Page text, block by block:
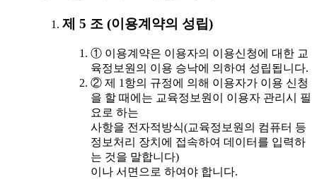
제 5 조 (이용계약의 성립)
① 이용계약은 이용자의 이용신청에 대한 교
육정보원의 이용 승낙에 의하여 성립됩니다.
② 제 1항의 규정에 의해 이용자가 이용 신청
을 할 때에는 교육정보원이 이용자 관리시 필
요로 하는
사항을 전자적방식(교육정보원의 컴퓨터 등
정보처리 장치에 접속하여 데이터를 입력하
는 것을 말합니다)
이나 서면으로 하여야 합니다.